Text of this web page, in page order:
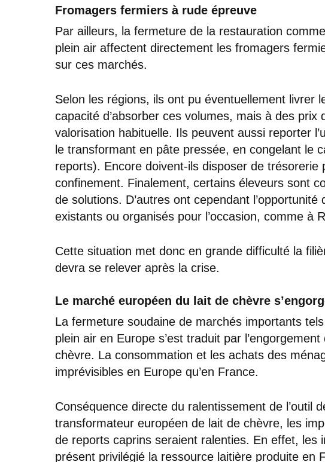
Fromagers fermiers à rude épreuve
Par ailleurs, la fermeture de la restauration
plein air affectent directement les fromagers
sur ces marchés.
Selon les régions, ils ont pu éventuellement livrer
capacité d’absorber ces volumes, mais à des prix
valorisation habituelle. Ils peuvent aussi reporter
le transformant en pâte pressée, en congelant le
reports). Encore doivent-ils disposer de trésorerie
confinement. Finalement, certains éleveurs sont
de solutions. D’autres ont cependant
existants ou organisés pour l’occasion, comme à
Cette situation met donc en grande difficulté la
devra se relever après la crise.
Le marché européen du lait de chèvre
La fermeture soudaine de marchés importants
plein air en Europe s’est traduit par
chèvre. La consommation et les achats des
imprévisibles en Europe qu’en France.
Conséquence directe du ralentissement de l’outil
transformateur européen de lait de chèvre, les
de reports caprins seraient ralenties. En effet, les
présent privilégié la ressource laitière produite en